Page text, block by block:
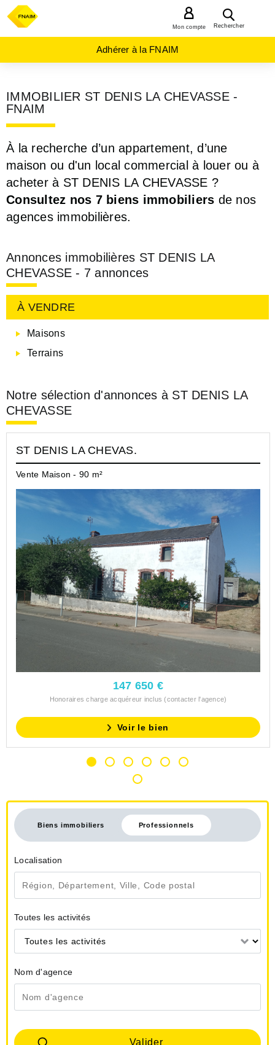
Rechercher
Mon compte
Adhérer à la FNAIM
IMMOBILIER ST DENIS LA CHEVASSE -
FNAIM
À la recherche d’un appartement, d’une
maison ou d'un local commercial à louer ou à
acheter à ST DENIS LA CHEVASSE ?
Consultez nos 7 biens immobiliers de nos
agences immobilières.
Annonces immobilières ST DENIS LA
CHEVASSE - 7 annonces
À VENDRE
Maisons
Terrains
Notre sélection d'annonces à ST DENIS LA
CHEVASSE
ST DENIS LA CHEVAS.
Vente Maison - 90 m²
147 650 €
Honoraires charge acquéreur inclus (contacter l'agence)
Voir le bien
Biens immobiliers Professionnels
Localisation
Toutes les activités
Toutes les activités
Nom d'agence